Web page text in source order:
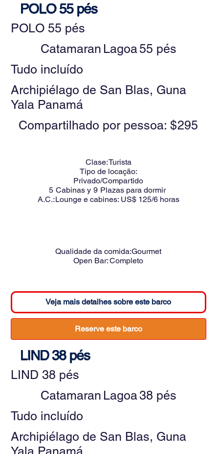
POLO 55 pés
POLO 55 pés
Catamaran Lagoa55 pés
Tudo incluído
Archipiélago de San Blas, Guna
Yala Panamá
Compartilhado por pessoa: $295
Clase:Turista
Tipo de locação:
Privado/Compartido
5 Cabinas y 9 Plazas para dormir
A.C.:Lounge e cabines: US$ 125/6 horas
Qualidade da comida:Gourmet
Open Bar:Completo
Veja mais detalhes sobre este barco
Reserve este barco
LIND 38 pés
LIND 38 pés
Catamaran Lagoa38 pés
Tudo incluído
Archipiélago de San Blas, Guna